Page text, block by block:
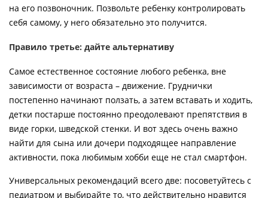
на его позвоночник. Позвольте ребенку контролировать
себя самому, у него обязательно это получится.
Правило третье: дайте альтернативу
Самое естественное состояние любого ребенка, вне
зависимости от возраста – движение. Груднички
постепенно начинают ползать, а затем вставать и ходить,
детки постарше постоянно преодолевают препятствия в
виде горки, шведской стенки. И вот здесь очень важно
найти для сына или дочери подходящее направление
активности, пока любимым хобби еще не стал смартфон.
Универсальных рекомендаций всего две: посоветуйтесь с
педиатром и выбирайте то, что действительно нравится